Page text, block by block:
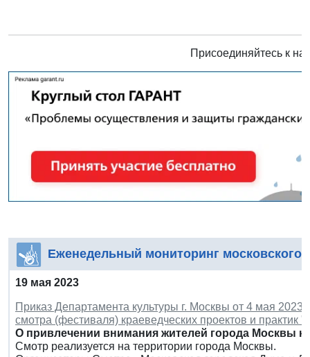
Присоединяйтесь к
Еженедельный мониторинг московского
19 мая 2023
Приказ Департамента культуры г. Москвы от 4 мая
смотра (фестиваля) краеведческих проектов и практик
О привлечении внимания жителей города Москвы к
Смотр реализуется на территории города Москвы.